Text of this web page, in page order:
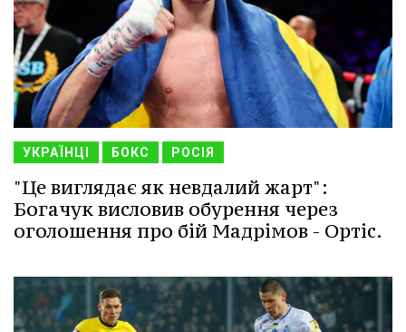
УКРАЇНЦІ БОКС РОСІЯ
"Це виглядає як невдалий жарт":
Богачук висловив обурення через
оголошення про бій Мадрімов - Ортіс.